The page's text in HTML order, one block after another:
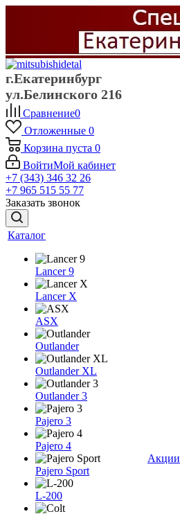
г.Екатеринбург
ул.Белинского 216
Сравнение0
Отложенные 0
Корзина пуста 0
ВойтиМой кабинет
+7 (343) 346 32 26
+7 965 515 55 77
Заказать звонок
Каталог
Lancer 9
Lancer X
ASX
Outlander
Outlander XL
Outlander 3
Pajero 3
Pajero 4
Pajero Sport
L-200
Акции